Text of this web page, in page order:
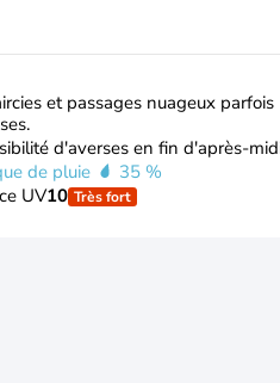
et passages nuageux parfois
d'averses en fin d'après-
de pluie
35 %
UV10 Très fort